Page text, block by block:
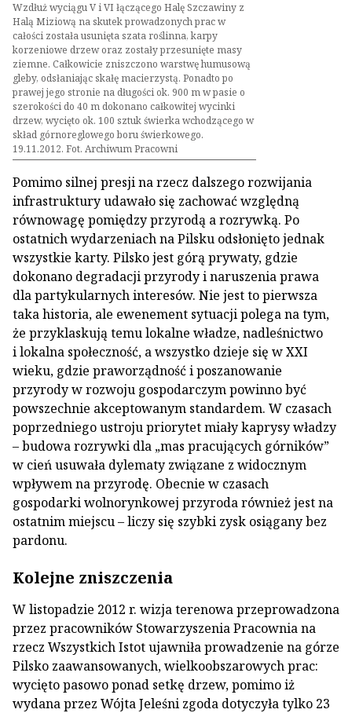
Wzdłuż wyciągu V i VI łączącego Halę Szczawiny z
Halą Miziową na skutek prowadzonych prac w
całości została usunięta szata roślinna, karpy
korzeniowe drzew oraz zostały przesunięte masy
ziemne. Całkowicie zniszczono warstwę humusową
gleby, odsłaniając skałę macierzystą. Ponadto po
prawej jego stronie na długości ok. 900 m w pasie o
szerokości do 40 m dokonano całkowitej wycinki
drzew, wycięto ok. 100 sztuk świerka wchodzącego w
skład górnoreglowego boru świerkowego.
19.11.2012. Fot. Archiwum Pracowni
Pomimo silnej presji na rzecz dalszego rozwijania
infrastruktury udawało się zachować względną
równowagę pomiędzy przyrodą a rozrywką. Po
ostatnich wydarzeniach na Pilsku odsłonięto jednak
wszystkie karty. Pilsko jest górą prywaty, gdzie
dokonano degradacji przyrody i naruszenia prawa
dla partykularnych interesów. Nie jest to pierwsza
taka historia, ale ewenement sytuacji polega na tym,
że przyklaskują temu lokalne władze, nadleśnictwo
i lokalna społeczność, a wszystko dzieje się w XXI
wieku, gdzie praworządność i poszanowanie
przyrody w rozwoju gospodarczym powinno być
powszechnie akceptowanym standardem. W czasach
poprzedniego ustroju priorytet miały kaprysy władzy
– budowa rozrywki dla „mas pracujących górników”
w cień usuwała dylematy związane z widocznym
wpływem na przyrodę. Obecnie w czasach
gospodarki wolnorynkowej przyroda również jest na
ostatnim miejscu – liczy się szybki zysk osiągany bez
pardonu.
Kolejne zniszczenia
W listopadzie 2012 r. wizja terenowa przeprowadzona
przez pracowników Stowarzyszenia Pracownia na
rzecz Wszystkich Istot ujawniła prowadzenie na górze
Pilsko zaawansowanych, wielkoobszarowych prac:
wycięto pasowo ponad setkę drzew, pomimo iż
wydana przez Wójta Jeleśni zgoda dotyczyła tylko 23